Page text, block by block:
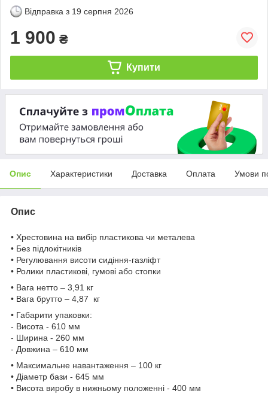
Відправка з 19 серпня 2026
1 900 ₴
Купити
Опис Характеристики Доставка Оплата Умови
Опис
• Хрестовина на вибір пластикова чи металева
• Без підлокітників
• Регулювання висоти сидіння-газліфт
• Ролики пластикові, гумові або стопки
• Вага нетто – 3,91 кг
• Вага брутто – 4,87 кг
• Габарити упаковки:
- Висота - 610 мм
- Ширина - 260 мм
- Довжина – 610 мм
• Максимальне навантаження – 100 кг
• Діаметр бази - 645 мм
• Висота виробу в нижньому положенні - 400 мм